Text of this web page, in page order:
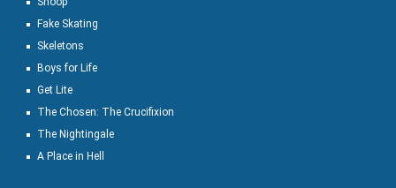
Fake Skating
Skeletons
Boys for Life
Get Lite
The Chosen: The Crucifixion
The Nightingale
A Place in Hell